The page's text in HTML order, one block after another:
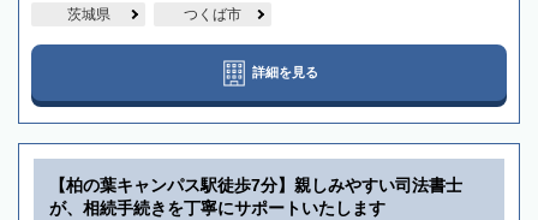
茨城県 つくば市
詳細を見る
【柏の葉キャンパス駅徒歩7分】親しみやすい司法書士
が、相続手続きを丁寧にサポートいたします